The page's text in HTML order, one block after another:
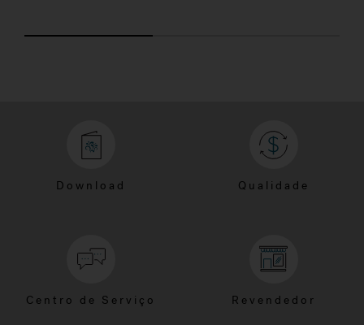
Download Qualidade
Centro de Serviço Revendedor